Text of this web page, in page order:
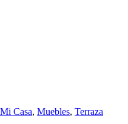
Mi Casa, Muebles, Terraza